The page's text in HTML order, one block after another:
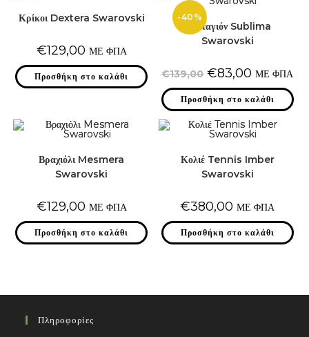
Κρίκοι Dextera Swarovski
€129,00 ΜΕ ΦΠΑ
Προσθήκη στο καλάθι
-40%
Μενταγιόν Sublima
Swarovski
€139,00 Original
price
was:
€139,00.
€83,00 Η
τρέχουσα
τιμή
είναι:
€83,00.
ΜΕ ΦΠΑ
Προσθήκη στο καλάθι
Βραχιόλι Mesmera
Swarovski
€129,00 ΜΕ ΦΠΑ
Προσθήκη στο καλάθι
Κολιέ Tennis Imber
Swarovski
€380,00 ΜΕ ΦΠΑ
Προσθήκη στο καλάθι
Πληροφορίες